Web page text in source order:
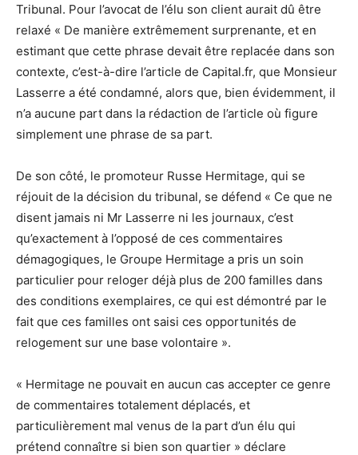
Tribunal. Pour l’avocat de l’élu son client aurait dû être
relaxé « De manière extrêmement surprenante, et en
estimant que cette phrase devait être replacée dans son
contexte, c’est-à-dire l’article de Capital.fr, que Monsieur
Lasserre a été condamné, alors que, bien évidemment, il
n’a aucune part dans la rédaction de l’article où figure
simplement une phrase de sa part.
De son côté, le promoteur Russe Hermitage, qui se
réjouit de la décision du tribunal, se défend « Ce que ne
disent jamais ni Mr Lasserre ni les journaux, c’est
qu’exactement à l’opposé de ces commentaires
démagogiques, le Groupe Hermitage a pris un soin
particulier pour reloger déjà plus de 200 familles dans
des conditions exemplaires, ce qui est démontré par le
fait que ces familles ont saisi ces opportunités de
relogement sur une base volontaire ».
« Hermitage ne pouvait en aucun cas accepter ce genre
de commentaires totalement déplacés, et
particulièrement mal venus de la part d’un élu qui
prétend connaître si bien son quartier » déclare